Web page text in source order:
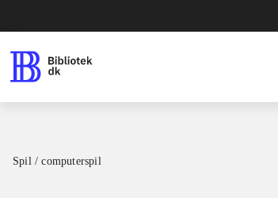
Spil / computerspil